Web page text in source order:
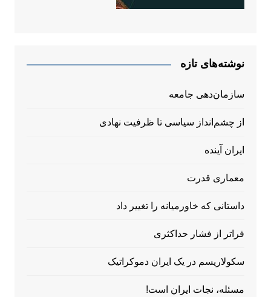
نوشته‌های تازه
سازمان‌دهی جامعه
از چشم‌انداز سیاسی تا ظرفیت نهادی
ایران آینده
معماری قدرت
داستانی که خاورمیانه را تغییر داد
فراتر از فشار حداکثری
سکولاریسم در یک ایران دموکراتیک
مسئله، نجات ایران است!